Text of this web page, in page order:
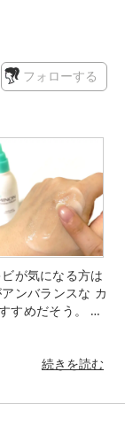
フォローする
ンバランスな カ
めだそう。 コ
は お肌に乗せる
かず軽めの使用
続きを読む